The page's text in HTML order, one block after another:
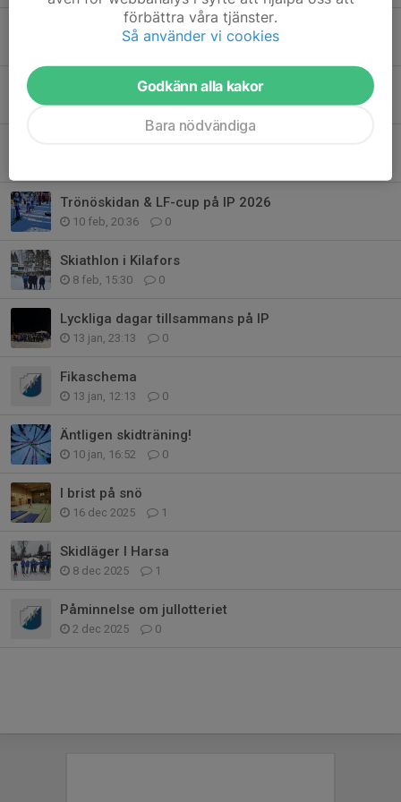
Häng med till Falun och Lilla skidspelen
4 mar, 11:06
20 feb, 17:26 1
Trönöskidan & LF-cup på IP 2026
10 feb, 20:36 0
Skiathlon i Kilafors
8 feb, 15:30 0
Lyckliga dagar tillsammans på IP
13 jan, 23:13 0
Fikaschema
13 jan, 12:13 0
Äntligen skidträning!
10 jan, 16:52 0
I brist på snö
16 dec 2025 1
Skidläger I Harsa
8 dec 2025 1
Påminnelse om jullotteriet
2 dec 2025 0
förbättra våra tjänster.
Så använder vi cookies
Godkänn alla kakor
Bara nödvändiga